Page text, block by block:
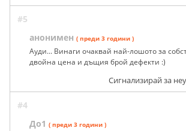
#5
анонимен ( преди 3 години )
Ауди... Винаги очаквай най-лошото за
двойна цена и дъщия брой дефекти :)
Сигнализирай за
#4
До1 ( преди 3 години )